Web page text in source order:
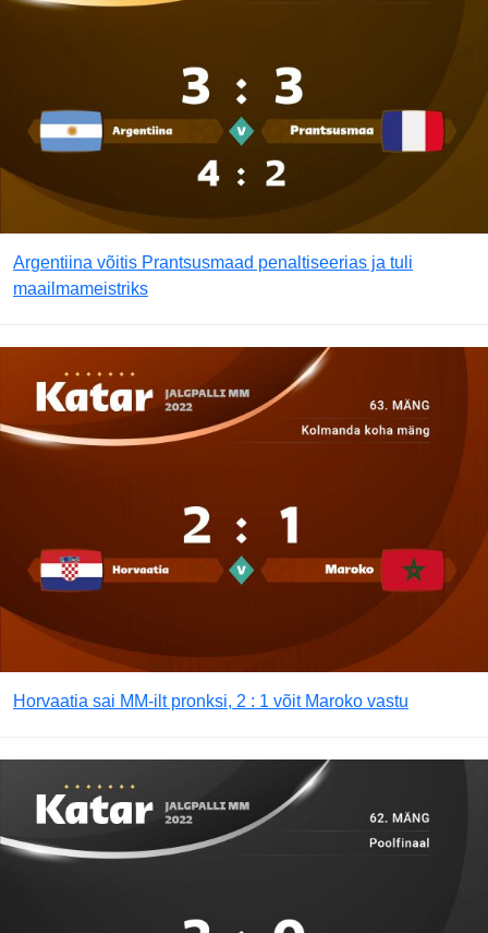
Argentiina võitis Prantsusmaad penaltiseerias ja tuli
maailmameistriks
Horvaatia sai MM-ilt pronksi, 2 : 1 võit Maroko vastu